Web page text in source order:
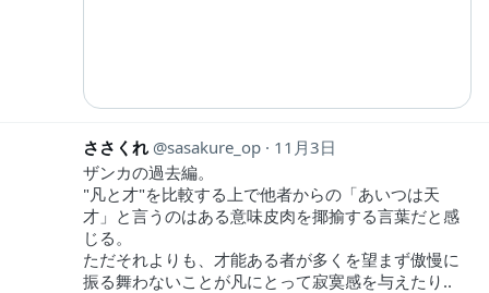
ささくれ sasakure_op
11月3日
ザンカの過去編。
"凡と才"を比較する上で他者からの「あいつは天
才」と言うのはある意味皮肉を揶揄する言葉だと感
じる。
ただそれよりも、才能ある者が多くを望まず傲慢に
振る舞わないことが凡にとって寂寞感を与えたり..